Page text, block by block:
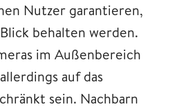
Nutzer garantieren,
behalten werden.
im Außenbereich
auf das
sein. Nachbarn